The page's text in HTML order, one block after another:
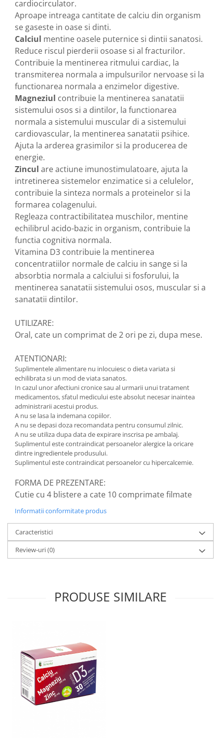
Romvac - Imunoinstant (20
produse)
Silc - Laurella (5produse)
Splash (10 produse)
Sunvita Group (2 produse)
The Bramton Company - Simple
Solution & Out! (8 produse)
Trixie (28 produse)
Vaco Retail sp.zo.o (3 produse)
Van Vliet The Candy Company BV
(8 produse)
Vet's Best (8 produse)
Vivil A. Muller GmbH & Co.Kg (22
produse)
Yuup! - Cosmetica Veneta (17
produse)
Zuluff Diapers (70 produse)
cardiocirculator.
Aproape intreaga cantitate de calciu din organism
se gaseste in oase si dinti.
Calciul mentine oasele puternice si dintii sanatosi.
Reduce riscul pierderii osoase si al fracturilor.
Contribuie la mentinerea ritmului cardiac, la
transmiterea normala a impulsurilor nervoase si la
functionarea normala a enzimelor digestive.
Magneziul contribuie la mentinerea sanatatii
sistemului osos si a dintilor, la functionarea
normala a sistemului muscular di a sistemului
cardiovascular, la mentinerea sanatatii psihice.
Ajuta la arderea grasimilor si la producerea de
energie.
Zincul are actiune imunostimulatoare, ajuta la
intretinerea sistemelor enzimatice si a celulelor,
contribuie la sinteza normals a proteinelor si la
formarea colagenului.
Regleaza contractibilitatea muschilor, mentine
echilibrul acido-bazic in organism, contribuie la
functia cognitiva normala.
Vitamina D3 contribuie la mentinerea
concentratiilor normale de calciu in sange si la
absorbtia normala a calciului si fosforului, la
mentinerea sanatatii sistemului osos, muscular si a
sanatatii dintilor.
UTILIZARE:
Oral, cate un comprimat de 2 ori pe zi, dupa mese.
ATENTIONARI:
Suplimentele alimentare nu inlocuiesc o dieta variata si
echilibrata si un mod de viata sanatos.
In cazul unor afectiuni cronice sau al urmarii unui tratament
medicamentos, sfatul medicului este absolut necesar inaintea
administrarii acestui produs.
A nu se lasa la indemana copiilor.
A nu se depasi doza recomandata pentru consumul zilnic.
A nu se utiliza dupa data de expirare inscrisa pe ambalaj.
Suplimentul este contraindicat persoanelor alergice la oricare
dintre ingredientele produsului.
Suplimentul este contraindicat persoanelor cu hipercalcemie.
FORMA DE PREZENTARE:
Cutie cu 4 blistere a cate 10 comprimate filmate
Informatii conformitate produs
Caracteristici
Review-uri(0)
PRODUSE SIMILARE